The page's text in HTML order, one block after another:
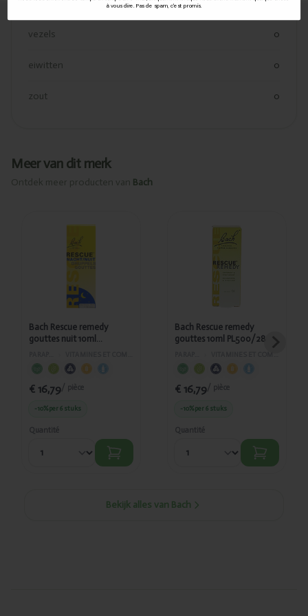
koolhydraaten suiker 0
vezels 0
eiwitten 0
zout 0
Meer van dit merk
Ontdek meer producten van Bach
remedy
gouttes nuit
Bach Rescue remedy
gouttes nuit 10ml
€ 16,79/ pièce
-10%per 6 stuks
Quantité
Ajouté
Bach Rescue
remedy
10ml
PL500/28
Bach Rescue remedy
gouttes 10ml PL500/28
€ 16,79/ pièce
-10%per 6 stuks
Quantité
Bekijk alles van Bach
à vous dire. Pas de spam, c'est promis.